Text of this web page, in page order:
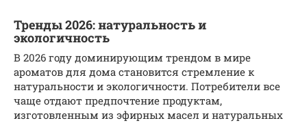
Тренды 2026: натуральность и
экологичность
В 2026 году доминирующим трендом в мире
ароматов для дома становится стремление к
натуральности и экологичности. Потребители все
чаще отдают предпочтение продуктам,
изготовленным из эфирных масел и натуральных